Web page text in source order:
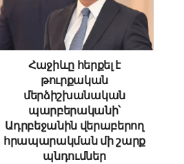
Հաջիևը հերքել է
թուրքական
մերձիշխանական
պարբերականի՝
Ադրբեջանին վերաբերող
հրապարակման մի շարք
պնդումներ